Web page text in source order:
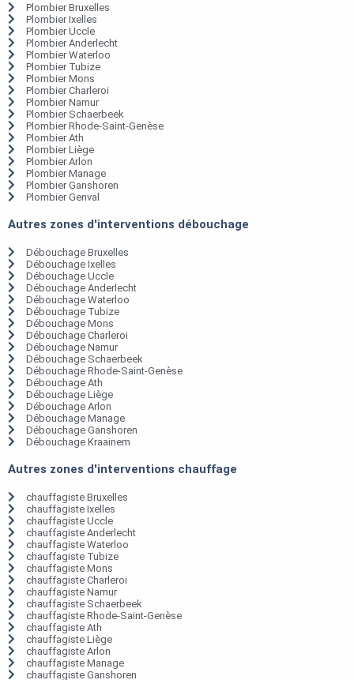
Plombier Bruxelles
Plombier Ixelles
Plombier Uccle
Plombier Anderlecht
Plombier Waterloo
Plombier Tubize
Plombier Mons
Plombier Charleroi
Plombier Namur
Plombier Schaerbeek
Plombier Rhode-Saint-Genèse
Plombier Ath
Plombier Liège
Plombier Arlon
Plombier Manage
Plombier Ganshoren
Plombier Genval
Autres zones d'interventions débouchage
Débouchage Bruxelles
Débouchage Ixelles
Débouchage Uccle
Débouchage Anderlecht
Débouchage Waterloo
Débouchage Tubize
Débouchage Mons
Débouchage Charleroi
Débouchage Namur
Débouchage Schaerbeek
Débouchage Rhode-Saint-Genèse
Débouchage Ath
Débouchage Liège
Débouchage Arlon
Débouchage Manage
Débouchage Ganshoren
Débouchage Kraainem
Autres zones d'interventions chauffage
chauffagiste Bruxelles
chauffagiste Ixelles
chauffagiste Uccle
chauffagiste Anderlecht
chauffagiste Waterloo
chauffagiste Tubize
chauffagiste Mons
chauffagiste Charleroi
chauffagiste Namur
chauffagiste Schaerbeek
chauffagiste Rhode-Saint-Genèse
chauffagiste Ath
chauffagiste Liège
chauffagiste Arlon
chauffagiste Manage
chauffagiste Ganshoren